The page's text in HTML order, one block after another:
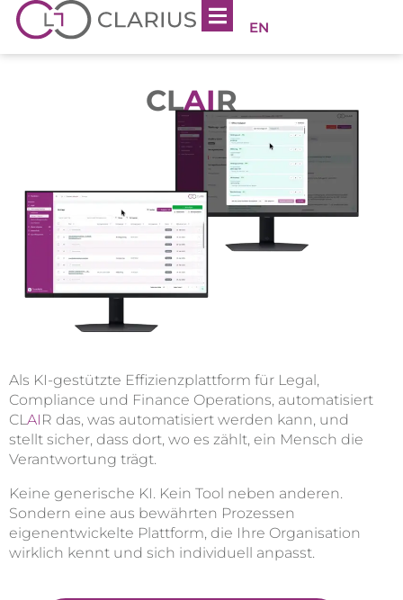
EN
CLAIR
Als KI-gestützte Effizienzplattform für Legal,
Compliance und Finance Operations, automatisiert
CLAI R das, was automatisiert werden kann, und
stellt sicher, dass dort, wo es zählt, ein Mensch die
Verantwortung trägt.
Keine generische KI. Kein Tool neben anderen.
Sondern eine aus bewährten Prozessen
eigenentwickelte Plattform, die Ihre Organisation
wirklich kennt und sich individuell anpasst.